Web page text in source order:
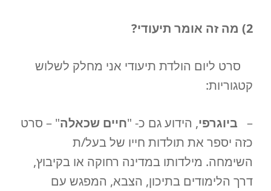
2) מה זה אומר תיעודי?
סרט ליום הולדת תיעודי אני מחלק לשלוש
קטגוריות:
– ביוגרפי, הידוע גם כ- "חיים שכאלה" – סרט
כזה יספר את תולדות חייו של בעל/ת
השימחה. מילדותו במדינה רחוקה או בקיבוץ,
דרך הלימודים בתיכון, הצבא, המפגש עם